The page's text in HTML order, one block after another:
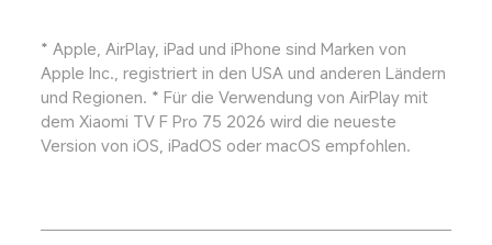
* Apple, AirPlay, iPad und iPhone sind Marken von
Apple Inc., registriert in den USA und anderen Ländern
und Regionen. * Für die Verwendung von AirPlay mit
dem Xiaomi TV F Pro 75 2026 wird die neueste
Version von iOS, iPadOS oder macOS empfohlen.